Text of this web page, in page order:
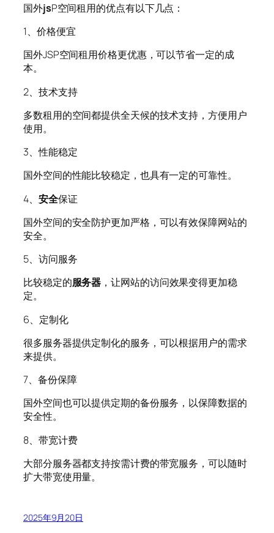
国外jsP空间租用的优点有以下几点：
1、价格便宜
国外JSP空间租用价格更优惠，可以节省一定的成
本。
2、技术支持
多数租用的空间都提供全天候的技术支持，方便用户
使用。
3、性能稳定
国外空间的性能比较稳定，也具有一定的可靠性。
4、 安全保证
国外空间的安全防护更加严格，可以有效保障网站的
安全。
5、访问服务
比较稳定的服务器 ，让网站的访问效果变得更加稳
定。
6、定制化
很多服务器提供定制化的服务，可以根据用户的需求
来提供。
7、备份保障
国外空间也可以提供定期的备份服务，以保障数据的
安全性。
8、带宽计费
大部分服务器都支持按需计费的带宽服务，可以随时
扩大带宽使用量。
2025年9月20日